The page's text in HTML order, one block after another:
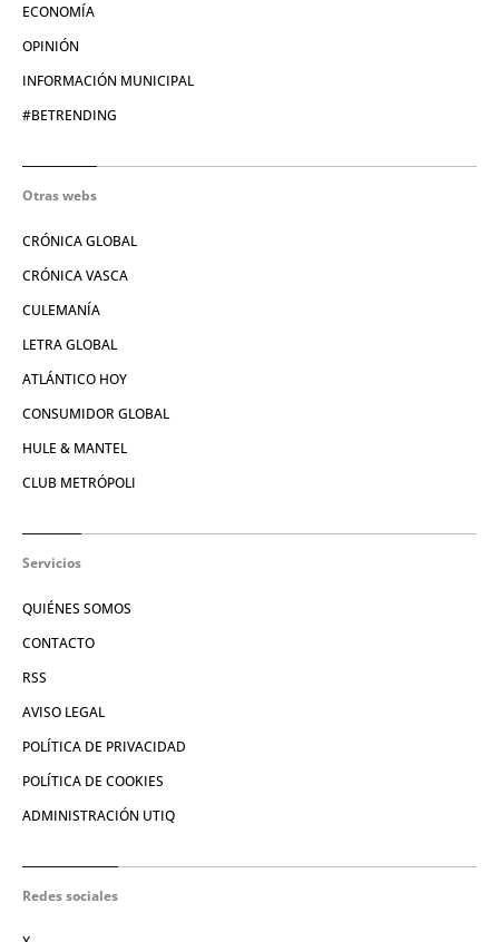
ECONOMÍA
OPINIÓN
INFORMACIÓN MUNICIPAL
#BETRENDING
Otras webs
CRÓNICA GLOBAL
CRÓNICA VASCA
CULEMANÍA
LETRA GLOBAL
ATLÁNTICO HOY
CONSUMIDOR GLOBAL
HULE & MANTEL
CLUB METRÓPOLI
Servicios
QUIÉNES SOMOS
CONTACTO
RSS
AVISO LEGAL
POLÍTICA DE PRIVACIDAD
POLÍTICA DE COOKIES
ADMINISTRACIÓN UTIQ
Redes sociales